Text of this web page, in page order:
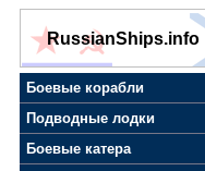
RussianShips.info
Боевые корабли
Подводные лодки
Боевые катера